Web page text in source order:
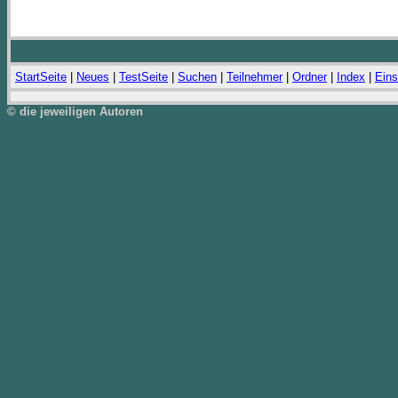
StartSeite Neues TestSeite Suchen Teilnehmer| Ordner| Index
© die jeweiligen Autoren